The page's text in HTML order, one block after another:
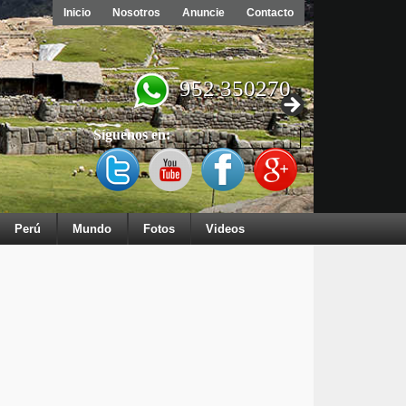
Inicio Nosotros Anuncie Contacto
952 350270
Síguenos en:
Perú Mundo Fotos Videos